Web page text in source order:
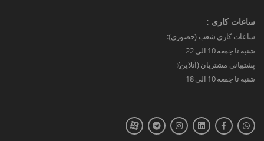
ساعات کاری :
ساعات کاری شعب (حضوری):
شنبه تا جمعه 10 الی 22
پشتیبانی مشتریان (آنلاین):
شنبه تا جمعه 10 الی 18